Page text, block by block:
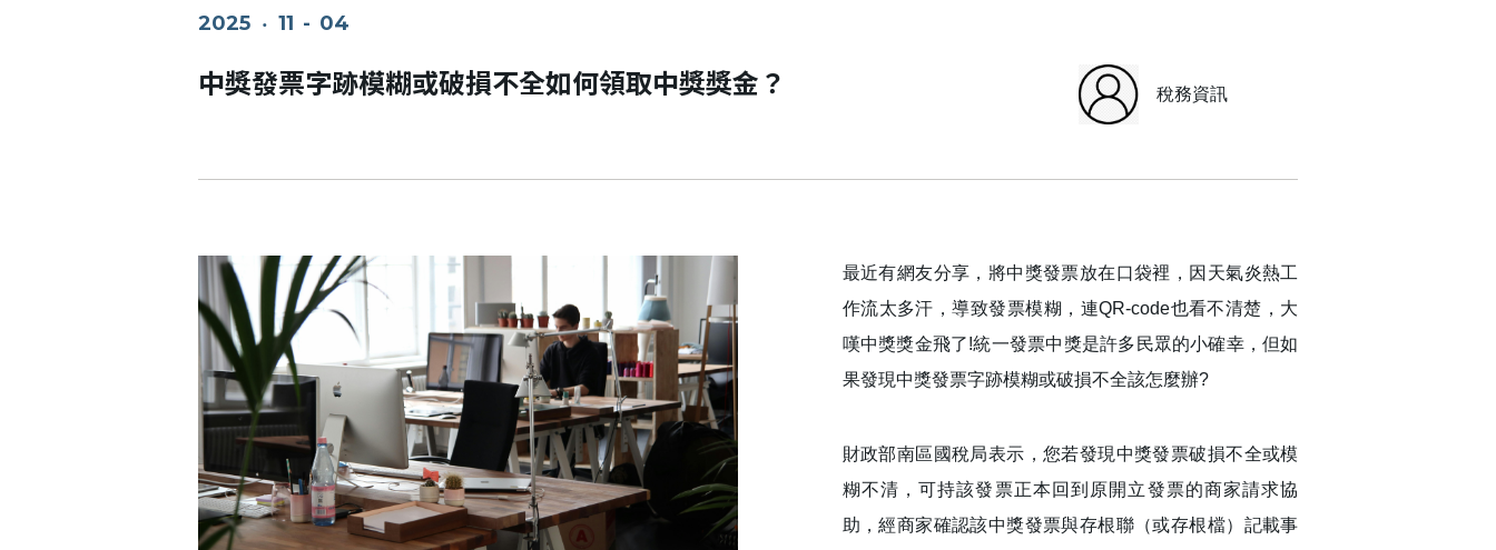
2025 ‧ 11 - 04
中獎發票字跡模糊或破損不全如何領取中獎獎金？ 稅務資訊
最近有網友分享，將中獎發票放在口袋裡，因天氣炎熱工
作流太多汗，導致發票模糊，連QR-code也看不清楚，大
嘆中獎獎金飛了!統一發票中獎是許多民眾的小確幸，但如
果發現中獎發票字跡模糊或破損不全該怎麼辦?
財政部南區國稅局表示，您若發現中獎發票破損不全或模
糊不清，可持該發票正本回到原開立發票的商家請求協
助，經商家確認該中獎發票與存根聯（或存根檔）記載事